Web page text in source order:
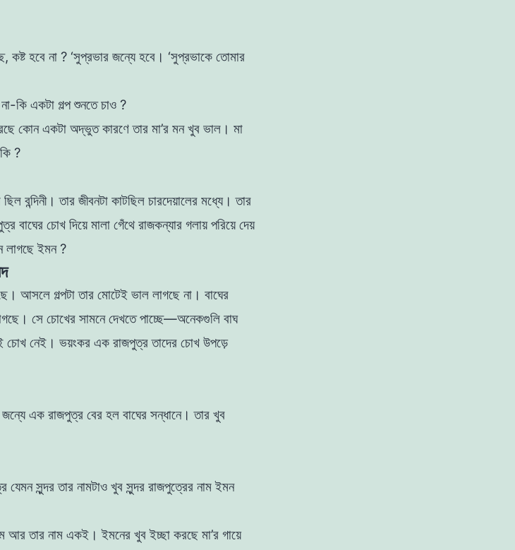
কষ্ট হবে না ? ‘সুপ্রভার জন্যে হবে। ‘সুপ্রভাকে তােমার
কি একটা গল্প শুনতেচাও ?
কোন একটা অদ্ভুতকারণে তার মা’র মন খুব ভাল। মা
কি ?
বন্দিনী। তার জীবনটা কাটছিল চারদেয়ালের মধ্যে। তার
বাঘের চোখ দিয়ে মালা গেঁথে রাজকন্যার গলায় পরিয়ে দেয়
লাগছে ইমন ?
আসলে গল্পটা তার মােটেই ভাল লাগছে না। বাঘের
সে চোখের সামনে দেখতে পাচ্ছে—অনেকগুলি বাঘ
চোখ নেই। ভয়ংকর এক রাজপুত্র তাদের চোখ উপড়ে
জন্যে এক রাজপুত্র বের হল বাঘের সন্ধানে। তার খুব
সুন্দর তার নামটাও খুব সুন্দর রাজপুত্রের নাম ইমন
আর তার নাম একই। ইমনের খুব ইচ্ছা করছে মা’র গায়ে